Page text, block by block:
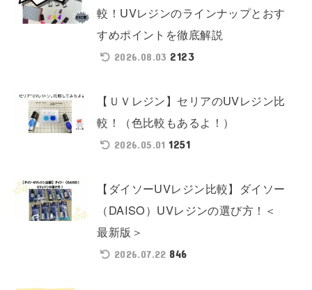
較！UVレジンのラインナップとおす
すめポイントを徹底解説
2026.08.03 2123
【ＵＶレジン】セリアのUVレジン比
較！（色比較もあるよ！）
2026.05.01 1251
【ダイソーUVレジン比較】ダイソー
（DAISO）UVレジンの選び方！＜
最新版＞
2026.07.22 846